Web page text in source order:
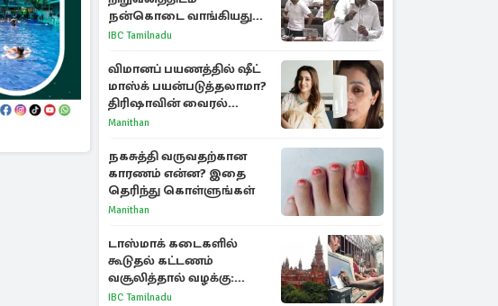
நன்கொடை வாங்கியது
ஏன்? உதயநிதி - ஆதவ்
IBC Tamilnadu
விமானப் பயணத்தில் ஷீட்
மாஸ்க் பயன்படுத்தலாமா?
திரிஷாவின் வைரல்
செல்ஃபிக்கு மருத்துவர்
Manithan
நகசுத்தி வருவதற்கான
காரணம் என்ன? இதை
தெரிந்து கொள்ளுங்கள்
Manithan
டாஸ்மாக் கடைகளில்
கூடுதல் கட்டணம்
வசூலித்தால் வழக்கு:
சென்னை உயர்நீதிமன்றம்
IBC Tamilnadu